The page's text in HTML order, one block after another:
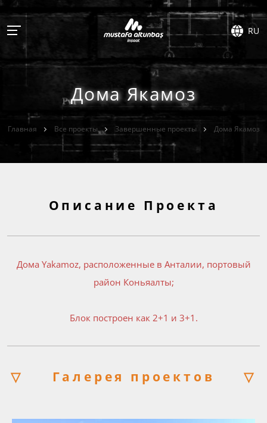
RU
Дома Якамоз
Главная Все проекты Завершенные проекты Дома Якамоз
Описание Проекта
Дома Yakamoz, расположенные в Анталии, портовый
район Коньяалты;
Блок построен как 2+1 и 3+1.
▽ Галерея проектов▽